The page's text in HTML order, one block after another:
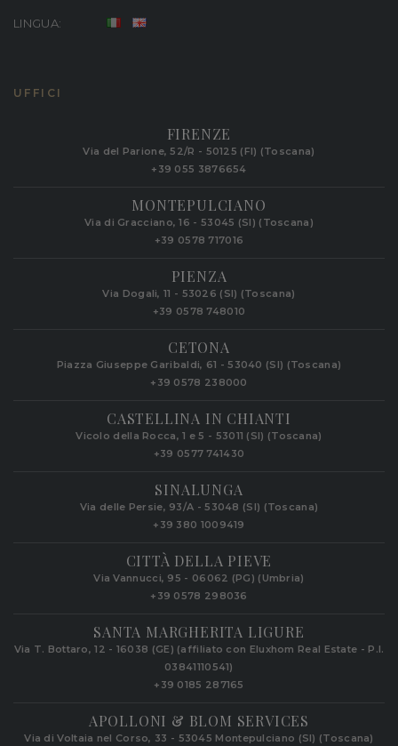
LINGUA:
UFFICI
FIRENZE
Via del Parione, 52/R - 50125 (FI) (Toscana)
+39 055 3876654
MONTEPULCIANO
Via di Gracciano, 16 - 53045 (SI) (Toscana)
+39 0578 717016
PIENZA
Via Dogali, 11 - 53026 (SI) (Toscana)
+39 0578 748010
CETONA
Piazza Giuseppe Garibaldi, 61 - 53040 (SI) (Toscana)
+39 0578 238000
CASTELLINA IN CHIANTI
Vicolo della Rocca, 1 e 5 - 53011 (SI) (Toscana)
+39 0577 741430
SINALUNGA
Via delle Persie, 93/A - 53048 (SI) (Toscana)
+39 380 1009419
CITTÀ DELLA PIEVE
Via Vannucci, 95 - 06062 (PG) (Umbria)
+39 0578 298036
SANTA MARGHERITA LIGURE
Via T. Bottaro, 12 - 16038 (GE) (affiliato con Eluxhom Real Estate - P.I.
03841110541)
+39 0185 287165
APOLLONI & BLOM SERVICES
Via di Voltaia nel Corso, 33 - 53045 Montepulciano (SI) (Toscana)